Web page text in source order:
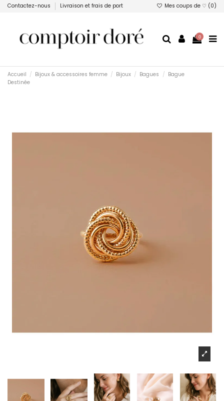
Contactez-nous Livraison et frais de port Mes coups de ♡ (0)
0
Accueil Bijoux & accessoires femme Bijoux Bagues
Bague
Destinée